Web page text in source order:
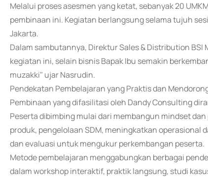
Melalui proses asesmen yang ketat, sebanyak 20
pembinaan ini. Kegiatan berlangsung selama tujuh
Jakarta.
Dalam sambutannya, Direktur Sales & Distribution
kegiatan ini, selain bisnis Bapak Ibu semakin
muzakki" ujar Nasrudin.
Pendekatan Pembelajaran yang Praktis dan
Pembinaan yang difasilitasi oleh Dandy Consulting
Peserta dibimbing mulai dari membangun mindset
produk, pengelolaan SDM, meningkatkan
dan evaluasi untuk mengukur perkembangan peserta.
Metode pembelajaran menggabungkan berbagai
dalam workshop interaktif, praktik langsung, studi